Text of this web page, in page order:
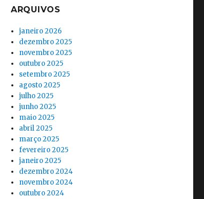
ARQUIVOS
janeiro 2026
dezembro 2025
novembro 2025
outubro 2025
setembro 2025
agosto 2025
julho 2025
junho 2025
maio 2025
abril 2025
março 2025
fevereiro 2025
janeiro 2025
dezembro 2024
novembro 2024
outubro 2024